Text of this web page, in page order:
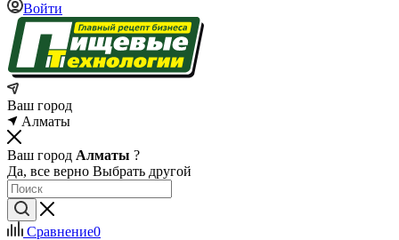
Войти
Ваш город
Алматы
Ваш город Алматы ?
Да, все верно Выбрать другой
Сравнение0